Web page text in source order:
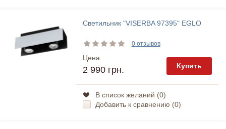
Светильник "VISERBA 97395" EGLO
0 отзывов
Цена
2 990 грн. Купить
В список желаний (0)
Добавить к сравнению (0)